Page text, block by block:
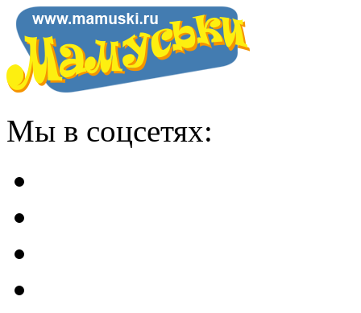
Мы в соцсетях: